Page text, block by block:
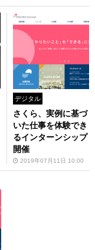
デジタル
さくら、実例に基づ
いた仕事を体験でき
るインターンシップ
開催
2019年07月11日 10:00